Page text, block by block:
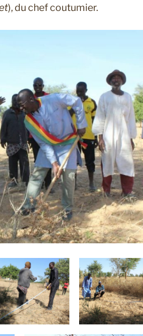
), du chef coutumier.